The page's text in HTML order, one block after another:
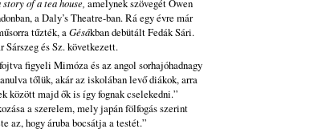
of a tea house, amelynek szövegét Owen
a Daly’s Theatre-ban. Rá egy évre már
tűzték, aGésákban debütált Fedák Sári.
és Sz. következett.
figyeli Mimóza és az angol sorhajóhadnagy
tőlük, akár az iskolában levő diákok, arra
között majd ők is így fognak cselekedni.”
a szerelem, mely japán fölfogás szerint
az, hogy áruba bocsátja a testét.”